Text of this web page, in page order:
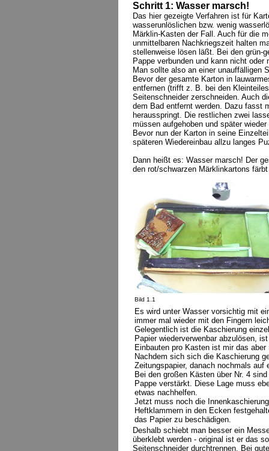
Schritt 1: Wasser marsch!
Das hier gezeigte Verfahren ist für
wasserunlöslichen bzw. wenig
Märklin-Kasten der Fall. Auch für die
unmittelbaren Nachkriegszeit halten
stellenweise lösen läßt. Bei den grün-
Pappe verbunden und kann nicht
Man sollte also an einer unauffälligen
Bevor der gesamte Karton in
entfernen (trifft z. B. bei den
Seitenschneider zerschneiden. Auch
dem Bad entfernt werden. Dazu fasst
herausspringt. Die restlichen zwei
müssen aufgehoben und später
Bevor nun der Karton in seine
späteren Wiedereinbau allzu langes
Dann heißt es: Wasser marsch! Der
den rot/schwarzen Märklinkartons
Bild 1.1
Es wird unter Wasser vorsichtig mit
immer mal wieder mit den Fingern
Gelegentlich ist die Kaschierung
Papier wiederverwenbar abzulösen,
Einbauten pro Kasten ist mir das
Nachdem sich sich die Kaschierung
Zeitungspapier, danach nochmals auf
Bei den großen Kästen über Nr. 4
Pappe verstärkt. Diese Lage muss
etwas nachhelfen.
Jetzt muss noch die
Heftklammern in den Ecken
das Papier zu beschädigen.
Deshalb schiebt man besser ein
überklebt werden - original ist er das
Seitenschneider durchtrennen. Bei